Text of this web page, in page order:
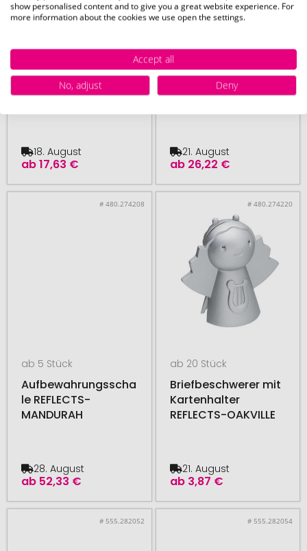
Victorian
Victorian Ginger Joy
Kerze/Diffusor
ab17,63 €
18. August
ab 5 Stück
Skulptur REFLECTS-
ab 26,22 €
21. August
# 480.274208
ab 5 Stück
Aufbewahrungsscha
le REFLECTS-
MANDURAH
ab 52,33 €
28. August
# 480.274220
ab 20 Stück
Briefbeschwerer mit
Kartenhalter
REFLECTS-OAKVILLE
ab 3,87 €
21. August
# 555.282052 # 555.282054
show personalised content and to give you a great website experience. For
more information about the cookies we use open the settings.
Accept all
No, adjust
Deny